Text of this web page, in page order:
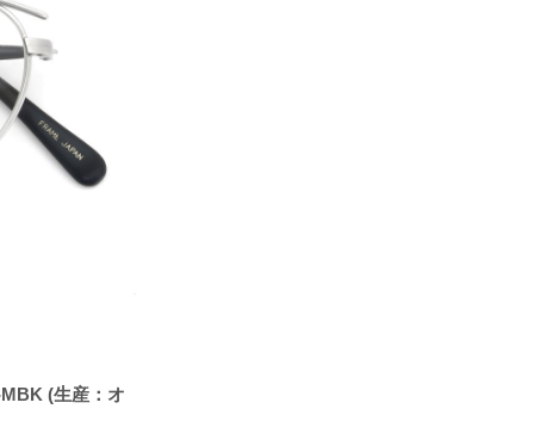
(生産：オ